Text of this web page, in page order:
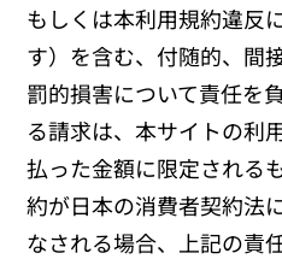
もしくは本利用規約違反
す）を含む、付随的、間
罰的損害について責任を
る請求は、本サイトの利
払った金額に限定される
約が日本の消費者契約法
なされる場合、上記の責